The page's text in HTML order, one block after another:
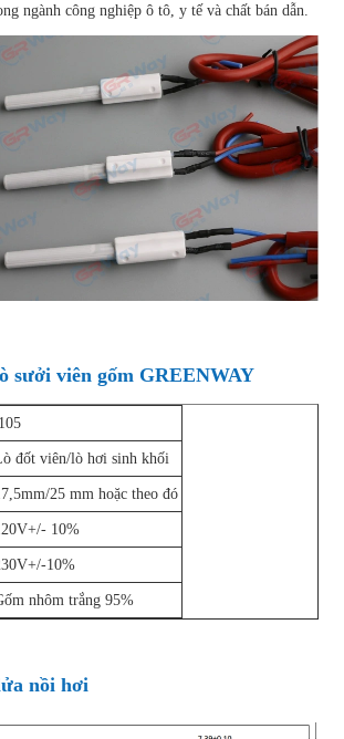
ngành công nghiệp ô tô, y tế và chất bán dẫn.
sưởi viên gốm GREENWAY
đốt viên/lò hơi sinh khối
25 mm hoặc theo đó
10%
10%
nhôm trắng 95%
nồi hơi